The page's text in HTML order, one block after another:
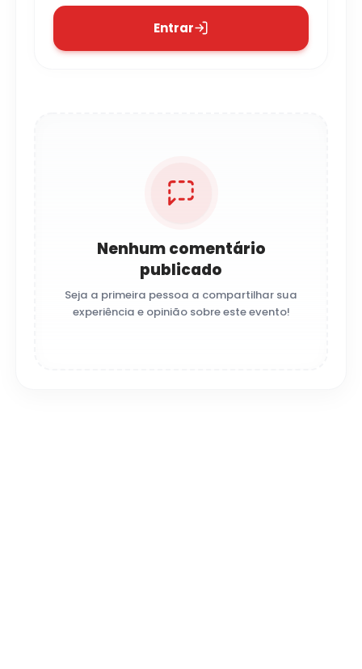
Entrar
Nenhum comentário
publicado
Seja a primeira pessoa a compartilhar sua
experiência e opinião sobre este evento!